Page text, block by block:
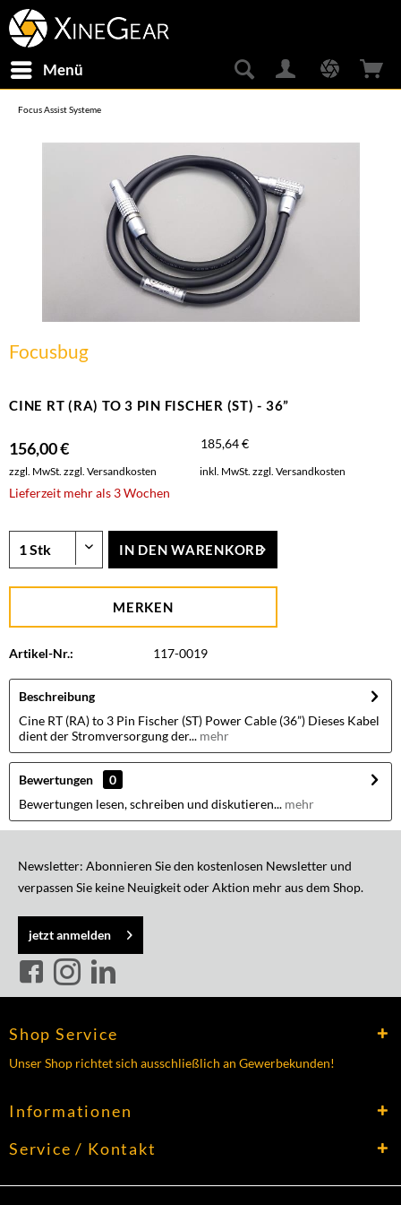
Menü
Focus Assist Systeme
Focusbug
CINE RT (RA) TO 3 PIN FISCHER (ST) - 36”
156,00 € 185,64 €
zzgl. MwSt. zzgl. Versandkosten inkl. MwSt. zzgl. Versandkosten
Lieferzeit mehr als 3 Wochen
IN DEN WARENKORB
MERKEN
Artikel-Nr.: 117-0019
Beschreibung
Cine RT (RA) to 3 Pin Fischer (ST) Power Cable (36”) Dieses Kabel
dient der Stromversorgung der... mehr
Bewertungen
0
Bewertungen lesen, schreiben und diskutieren... mehr
Newsletter: Abonnieren Sie den kostenlosen Newsletter und
verpassen Sie keine Neuigkeit oder Aktion mehr aus dem Shop.
jetzt anmelden
Shop Service
Unser Shop richtet sich ausschließlich an Gewerbekunden!
Informationen
Service / Kontakt